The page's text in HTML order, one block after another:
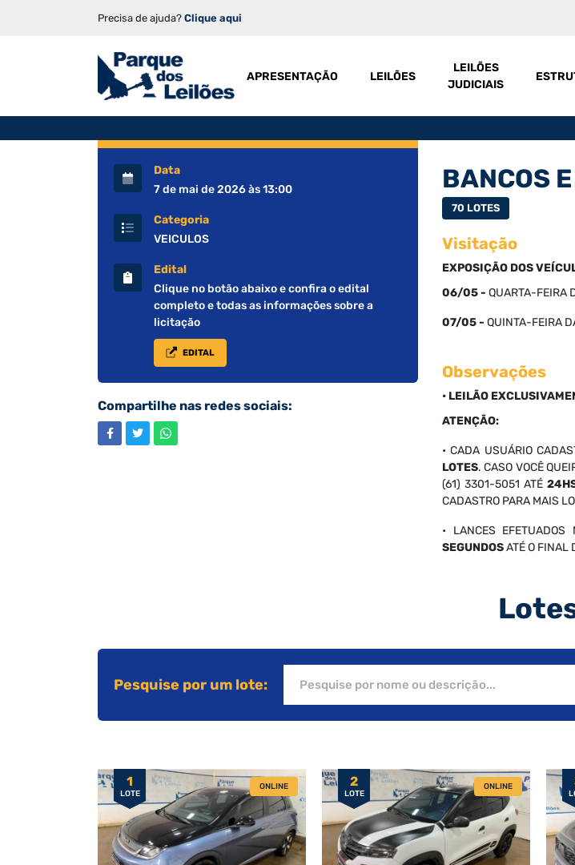
Precisa de ajuda? Clique aqui
APRESENTAÇÃO LEILÕES
LEILÕES
JUDICIAIS
Data
7 de mai de 2026 às 13:00
Categoria
VEICULOS
Edital
Clique no botão abaixo e confira o edital
completo e todas as informações sobre a
licitação
EDITAL
Compartilhe nas redes sociais:
BANCOS
70 LOTES
Visitação
EXPOSIÇÃO DOS
06/05 - QUARTA-FEIRA
07/05 - QUINTA-FEIRA
Observações
• LEILÃO
ATENÇÃO:
• CADA USUÁRIO
LOTES. CASO VOCÊ
(61) 3301-5051 ATÉ
CADASTRO PARA MAIS
• LANCES EFETUADOS
SEGUNDOSATÉ O FINAL
Pesquise por um lote:
1
LOTE
ONLINE 2
LOTE
ONLINE